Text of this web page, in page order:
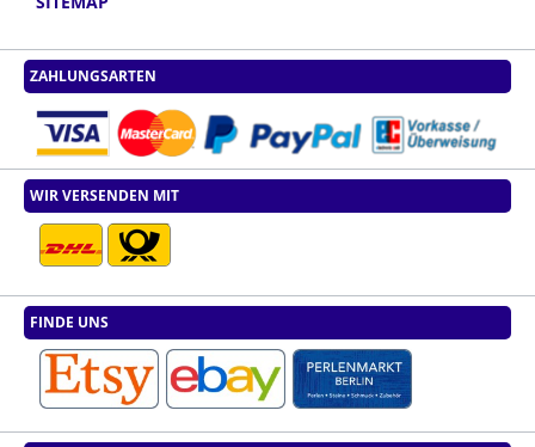
ZAHLUNGSARTEN
WIR VERSENDEN MIT
FINDE UNS